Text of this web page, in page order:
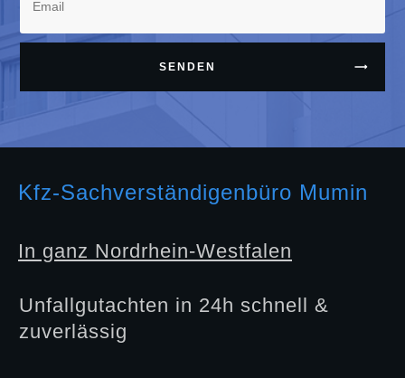
SENDEN
Kfz-Sachverständigenbüro Mumin
In ganz Nordrhein-Westfalen
Unfallgutachten in 24h schnell &
zuverlässig